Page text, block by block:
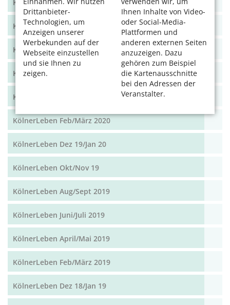
Drittanbieter-
Technologien, um
Anzeigen unserer
Werbekunden auf der
Webseite einzustellen
und sie Ihnen zu
zeigen.
Ihnen Inhalte von Video-
oder Social-Media-
Plattformen und
anderen externen Seiten
anzuzeigen. Dazu
gehören zum Beispiel
die Kartenausschnitte
bei den Adressen der
Veranstalter.
KölnerLeben Dez 20/Jan 21
KölnerLeben Okt/Nov 2020
KölnerLeben Aug/Sept 2020
KölnerLeben Juni/Juli 2020
KölnerLeben April/Mai 2020
KölnerLeben Feb/März 2020
KölnerLeben Dez 19/Jan 20
KölnerLeben Okt/Nov 19
KölnerLeben Aug/Sept 2019
KölnerLeben Juni/Juli 2019
KölnerLeben April/Mai 2019
KölnerLeben Feb/März 2019
KölnerLeben Dez 18/Jan 19